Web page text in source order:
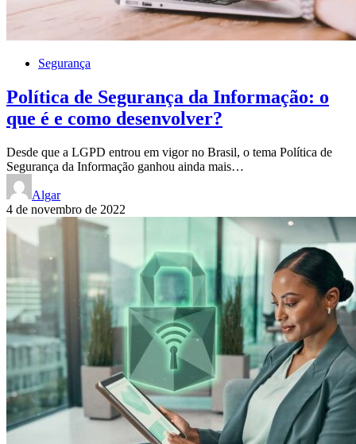
Segurança
Política de Segurança da Informação: o
que é e como desenvolver?
Desde que a LGPD entrou em vigor no Brasil, o tema Política de
Segurança da Informação ganhou ainda mais…
Algar
4 de novembro de 2022